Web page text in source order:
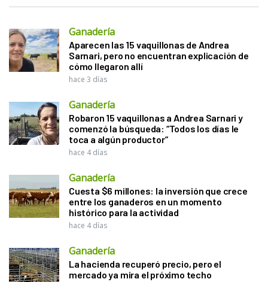
Ganadería
Aparecen las 15 vaquillonas de Andrea
Sarnari, pero no encuentran explicación de
cómo llegaron allí
hace 3 días
Ganadería
Robaron 15 vaquillonas a Andrea Sarnari y
comenzó la búsqueda: “Todos los días le
toca a algún productor”
hace 4 días
Ganadería
Cuesta $6 millones: la inversión que crece
entre los ganaderos en un momento
histórico para la actividad
hace 4 días
Ganadería
La hacienda recuperó precio, pero el
mercado ya mira el próximo techo